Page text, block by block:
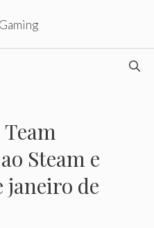
Steam e
janeiro de